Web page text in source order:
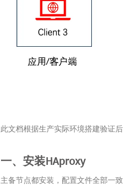
此文档根据生产实际环境搭建验证
一、安装HAproxy
主备节点都安装，配置文件全部一致